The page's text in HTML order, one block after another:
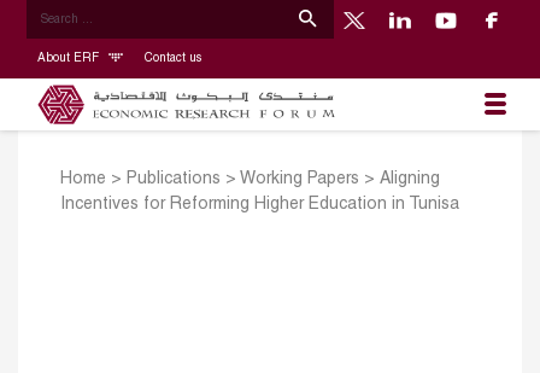
About ERF Contact us
Home > Publications > Working Papers > Aligning
Incentives for Reforming Higher Education in Tunisa